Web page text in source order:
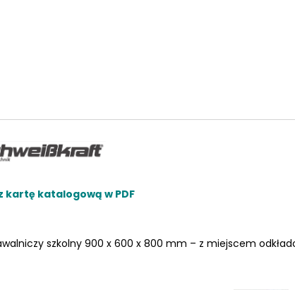
kartę katalogową w PDF
szkolny 900 x 600 x 800 mm – z miejscem